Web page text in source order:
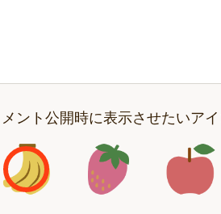
ント公開時に表示させたいア
アイコン1 アイコン2